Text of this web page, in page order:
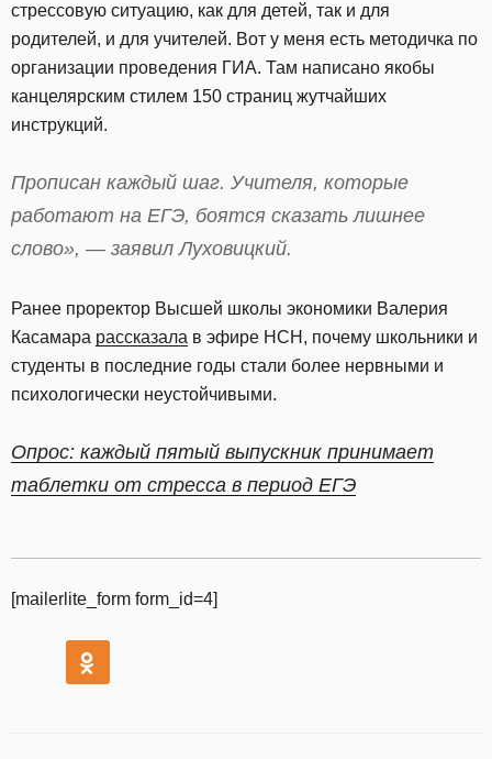
стрессовую ситуацию, как для детей, так и для
родителей, и для учителей. Вот у меня есть методичка по
организации проведения ГИА. Там написано якобы
канцелярским стилем 150 страниц жутчайших
инструкций.
Прописан каждый шаг. Учителя, которые
работают на ЕГЭ, боятся сказать лишнее
слово», — заявил Луховицкий.
Ранее проректор Высшей школы экономики Валерия
Касамара рассказала в эфире НСН, почему школьники и
студенты в последние годы стали более нервными и
психологически неустойчивыми.
Опрос: каждый пятый выпускник принимает
таблетки от стресса в период ЕГЭ
[mailerlite_form form_id=4]